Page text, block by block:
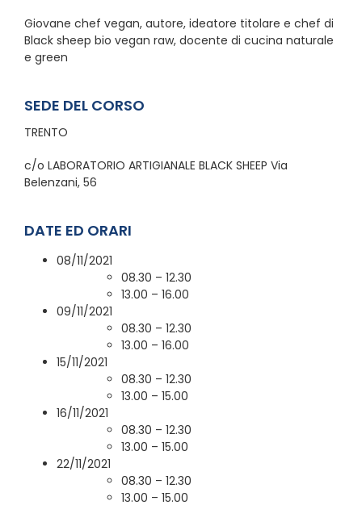
Giovane chef vegan, autore, ideatore titolare e chef di
Black sheep bio vegan raw, docente di cucina naturale
e green
SEDE DEL CORSO
TRENTO
c/o LABORATORIO ARTIGIANALE BLACK SHEEP Via
Belenzani, 56
DATE ED ORARI
08/11/2021
08.30 – 12.30
13.00 – 16.00
09/11/2021
08.30 – 12.30
13.00 – 16.00
15/11/2021
08.30 – 12.30
13.00 – 15.00
16/11/2021
08.30 – 12.30
13.00 – 15.00
22/11/2021
08.30 – 12.30
13.00 – 15.00